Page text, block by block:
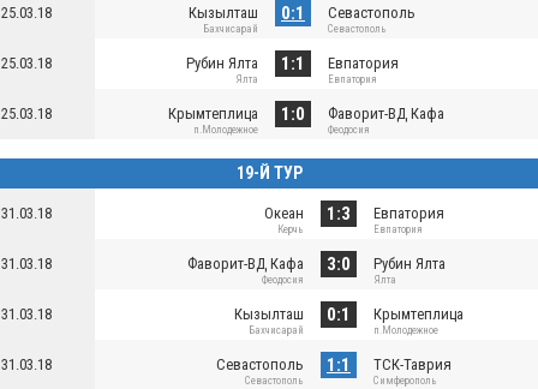
25.03.18 Кызылташ
Бахчисарай
0:1 Севастополь
Севастополь
25.03.18 Рубин Ялта
Ялта
1:1 Евпатория
Евпатория
25.03.18 Крымтеплица
п.Молодежное
1:0 Фаворит-ВД Кафа
Феодосия
19-Й ТУР
31.03.18 Океан
Керчь
1:3 Евпатория
Евпатория
31.03.18 Фаворит-ВД Кафа
Феодосия
3:0 Рубин Ялта
Ялта
31.03.18 Кызылташ
Бахчисарай
0:1 Крымтеплица
п.Молодежное
31.03.18 Севастополь
Севастополь
1:1 ТСК-Таврия
Симферополь